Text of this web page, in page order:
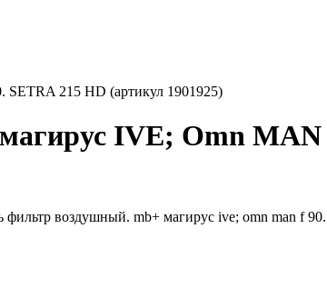
215 HD (артикул 1901925)
IVE; Omn MAN